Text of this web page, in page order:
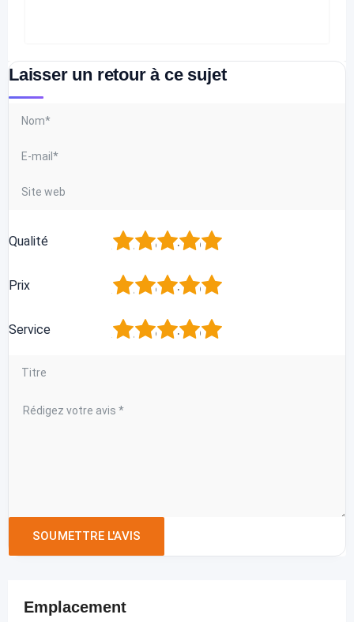
Laisser un retour à ce sujet
Qualité 5
4
3
2
Prix 5
4
3
2
Service 5
4
3
2
Emplacement